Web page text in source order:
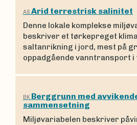
AS Arid terrestrisk salinitet
Denne lokale komplekse
beskriver et tørkepreget
saltanrikning i jord, mest på
oppadgående vanntransport i
BK Berggrunn med
sammensetning
Miljøvariabelen beskriver